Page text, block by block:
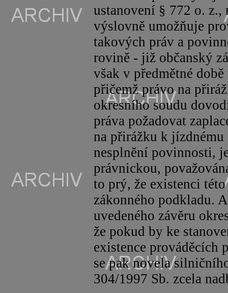
ustanovení § 772 o.
výslovně umožňuje
takových práv a
rovině - již občanský
však v předmětné
přičemž právo na
okresního soudu
práva požadovat
na přirážku k jízdnému
nesplnění povinnosti,
právnickou,
to prý, že existenci
zákonného podkladu.
uvedeného závěru
že pokud by ke
existence prováděcích
se pak novela
304/1997 Sb. zcela